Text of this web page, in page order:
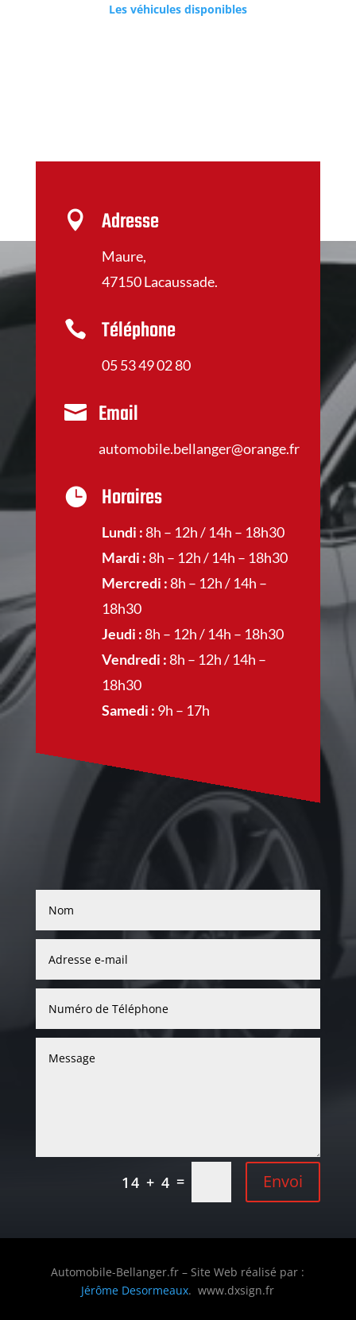
Les véhicules disponibles
 Adresse
Maure,
47150 Lacaussade.
 Téléphone
05 53 49 02 80
 Email
automobile.bellanger@orange.fr
 Horaires
Lundi :8h – 12h / 14h – 18h30
Mardi :8h – 12h / 14h – 18h30
Mercredi :8h – 12h / 14h –
18h30
Jeudi :8h – 12h / 14h – 18h30
Vendredi :8h – 12h / 14h –
18h30
Samedi : 9h – 17h
14 + 4 = Envoi
Automobile-Bellanger.fr – Site Web réalisé par :
Jérôme Desormeaux. www.dxsign.fr